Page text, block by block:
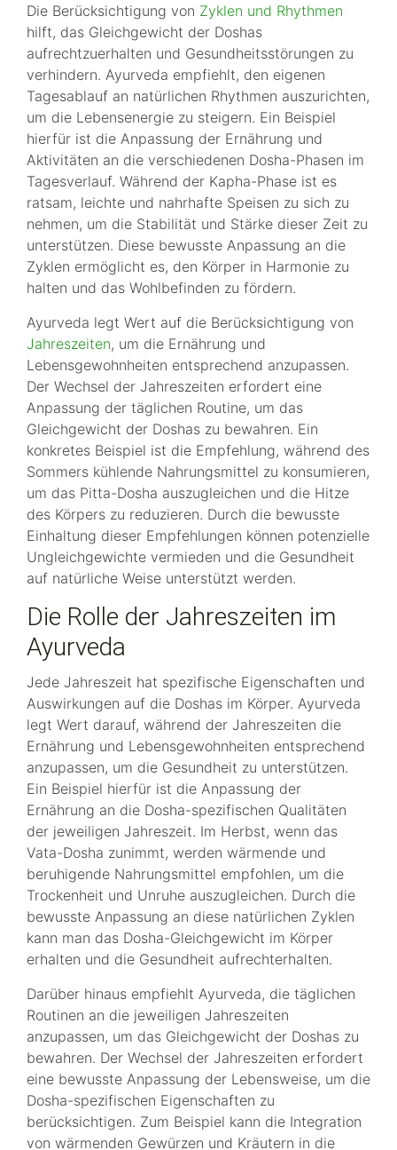
Die Berücksichtigung von Zyklen und Rhythmen
hilft, das Gleichgewicht der Doshas
aufrechtzuerhalten und Gesundheitsstörungen zu
verhindern. Ayurveda empfiehlt, den eigenen
Tagesablauf an natürlichen Rhythmen auszurichten,
um die Lebensenergie zu steigern. Ein Beispiel
hierfür ist die Anpassung der Ernährung und
Aktivitäten an die verschiedenen Dosha-Phasen im
Tagesverlauf. Während der Kapha-Phase ist es
ratsam, leichte und nahrhafte Speisen zu sich zu
nehmen, um die Stabilität und Stärke dieser Zeit zu
unterstützen. Diese bewusste Anpassung an die
Zyklen ermöglicht es, den Körper in Harmonie zu
halten und das Wohlbefinden zu fördern.
Ayurveda legt Wert auf die Berücksichtigung von
Jahreszeiten, um die Ernährung und
Lebensgewohnheiten entsprechend anzupassen.
Der Wechsel der Jahreszeiten erfordert eine
Anpassung der täglichen Routine, um das
Gleichgewicht der Doshas zu bewahren. Ein
konkretes Beispiel ist die Empfehlung, während des
Sommers kühlende Nahrungsmittel zu konsumieren,
um das Pitta-Dosha auszugleichen und die Hitze
des Körpers zu reduzieren. Durch die bewusste
Einhaltung dieser Empfehlungen können potenzielle
Ungleichgewichte vermieden und die Gesundheit
auf natürliche Weise unterstützt werden.
Die Rolle der Jahreszeiten im
Ayurveda
Jede Jahreszeit hat spezifische Eigenschaften und
Auswirkungen auf die Doshas im Körper. Ayurveda
legt Wert darauf, während der Jahreszeiten die
Ernährung und Lebensgewohnheiten entsprechend
anzupassen, um die Gesundheit zu unterstützen.
Ein Beispiel hierfür ist die Anpassung der
Ernährung an die Dosha-spezifischen Qualitäten
der jeweiligen Jahreszeit. Im Herbst, wenn das
Vata-Dosha zunimmt, werden wärmende und
beruhigende Nahrungsmittel empfohlen, um die
Trockenheit und Unruhe auszugleichen. Durch die
bewusste Anpassung an diese natürlichen Zyklen
kann man das Dosha-Gleichgewicht im Körper
erhalten und die Gesundheit aufrechterhalten.
Darüber hinaus empfiehlt Ayurveda, die täglichen
Routinen an die jeweiligen Jahreszeiten
anzupassen, um das Gleichgewicht der Doshas zu
bewahren. Der Wechsel der Jahreszeiten erfordert
eine bewusste Anpassung der Lebensweise, um die
Dosha-spezifischen Eigenschaften zu
berücksichtigen. Zum Beispiel kann die Integration
von wärmenden Gewürzen und Kräutern in die